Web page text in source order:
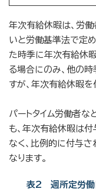
年次有給休暇は、労
いと労働基準法で定
た時季に年次有給休
る場合にのみ、他の
すが、年次有給休暇を
パートタイム労働者
も、年次有給休暇は付
なく、比例的に付与さ
なります。
表2 週所定労働